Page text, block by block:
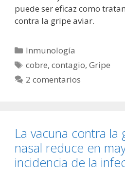
puede ser eficaz como
contra la gripe aviar.
Categorías
Inmunología
Etiquetas
cobre,contagio,Gripe
2 comentarios
La vacuna contra la
nasal reduce en
incidencia de la